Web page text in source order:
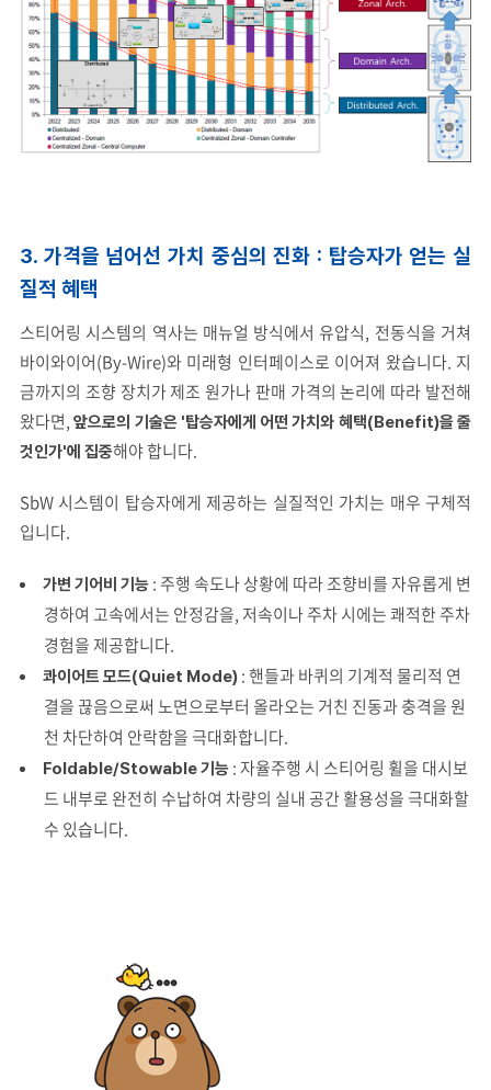
3. 가격을 넘어선 가치 중심의 진화 : 탑승자가 얻는 실
질적 혜택
스티어링 시스템의 역사는 매뉴얼 방식에서 유압식, 전동식을 거쳐
바이와이어(By-Wire)와 미래형 인터페이스로 이어져 왔습니다. 지
금까지의 조향 장치가 제조 원가나 판매 가격의 논리에 따라 발전해
왔다면,앞으로의 기술은 '탑승자에게 어떤 가치와 혜택(Benefit)을 줄
것인가'에 집중해야 합니다.
SbW 시스템이 탑승자에게 제공하는 실질적인 가치는 매우 구체적
입니다.
가변 기어비 기능 : 주행 속도나 상황에 따라 조향비를 자유롭게 변
경하여 고속에서는 안정감을, 저속이나 주차 시에는 쾌적한 주차
경험을 제공합니다.
콰이어트 모드(Quiet Mode) : 핸들과 바퀴의 기계적 물리적 연
결을 끊음으로써 노면으로부터 올라오는 거친 진동과 충격을 원
천 차단하여 안락함을 극대화합니다.
Foldable/Stowable 기능 : 자율주행 시 스티어링 휠을 대시보
드 내부로 완전히 수납하여 차량의 실내 공간 활용성을 극대화할
수 있습니다.